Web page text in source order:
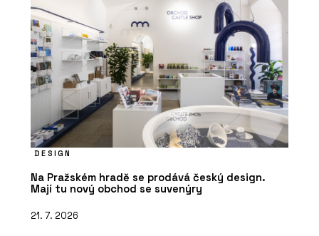
DESIGN
Na Pražském hradě se prodává český design.
Mají tu nový obchod se suvenýry
21. 7. 2026